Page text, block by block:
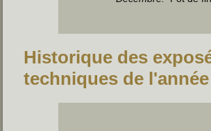
Historique des
techniques de l'année